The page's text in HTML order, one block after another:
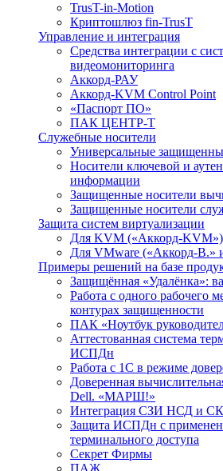
TrusT-in-Motion
Криптошлюз fin-TrusT
Управление и интеграция
Средства интеграции с
видеомониторинга
Аккорд-РАУ
Аккорд-KVM Control Point
«Паспорт ПО»
ПАК ЦЕНТР-Т
Служебные носители
Универсальные
Носители ключевой и
информации
Защищенные носители
Защищенные носители
Защита систем виртуализации
Для KVM («Аккорд-KVM»)
Для VMware («Аккорд-В.»
Примеры решений на базе
Защищённая «Удалёнка»:
Работа с одного рабочего
контурах защищенности
ПАК «Ноутбук
Аттестованная система
ИСПДн
Работа с 1С в режиме
Доверенная
Dell. «МАРШ!»
Интеграция СЗИ НСД и
Защита ИСПДн с
терминального доступа
Секрет Фирмы
ПАЖ